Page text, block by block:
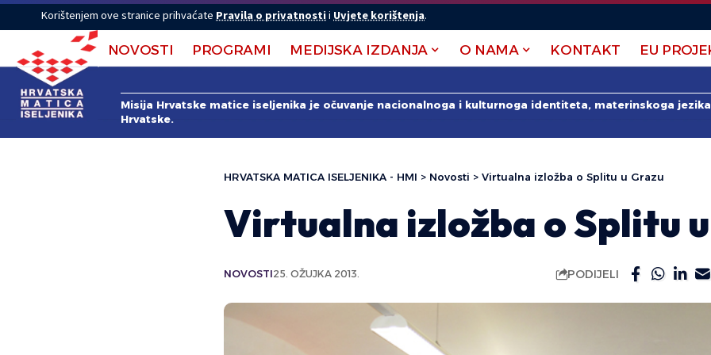
Korištenjem ove stranice prihvaćate Pravila o privatnostii Uvjete korištenja.
NOVOSTI PROGRAMI MEDIJSKA IZDANJA O NAMA KONTAKT EU
Misija Hrvatske matice iseljenika je očuvanje nacionalnoga i kulturnoga identiteta, materinskoga
Hrvatske.
HRVATSKA MATICA ISELJENIKA - HMI > Novosti > Virtualna izložba o Splitu u Grazu
Virtualna izložba o Splitu
NOVOSTI25. OŽUJKA 2013. PODIJELI